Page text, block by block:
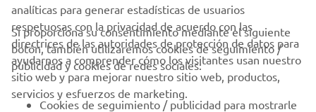
CORPORATIVO
PROFESIONALES
analíticas para generar estadísticas de usuarios
respetuosas con la privacidad de acuerdo con las
directrices de las autoridades de protección de datos para
ayudarnos a comprender cómo los visitantes usan nuestro
sitio web y para mejorar nuestro sitio web, productos,
servicios y esfuerzos de marketing.
Si proporciona su consentimiento mediante el siguiente
botón, también utilizaremos cookies de seguimiento /
publicidad y cookies de redes sociales:
Cookies de seguimiento / publicidad para mostrarle